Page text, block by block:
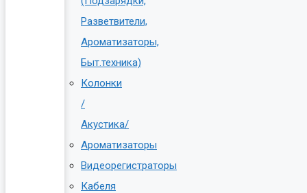
Разветвители,
Ароматизаторы,
Быт.техника)
Колонки
/
Акустика/
Ароматизаторы
Видеорегистраторы
Кабеля